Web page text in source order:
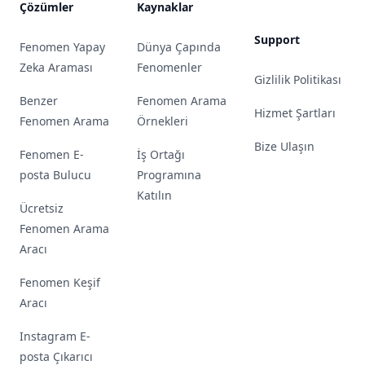
Çözümler
Fenomen Yapay
Zeka Araması
Benzer
Fenomen Arama
Fenomen E-
posta Bulucu
Ücretsiz
Fenomen Arama
Aracı
Fenomen Keşif
Aracı
Instagram E-
posta Çıkarıcı
Kaynaklar
Dünya Çapında
Fenomenler
Fenomen Arama
Örnekleri
İş Ortağı
Programına
Katılın
Support
Gizlilik Politikası
Hizmet Şartları
Bize Ulaşın